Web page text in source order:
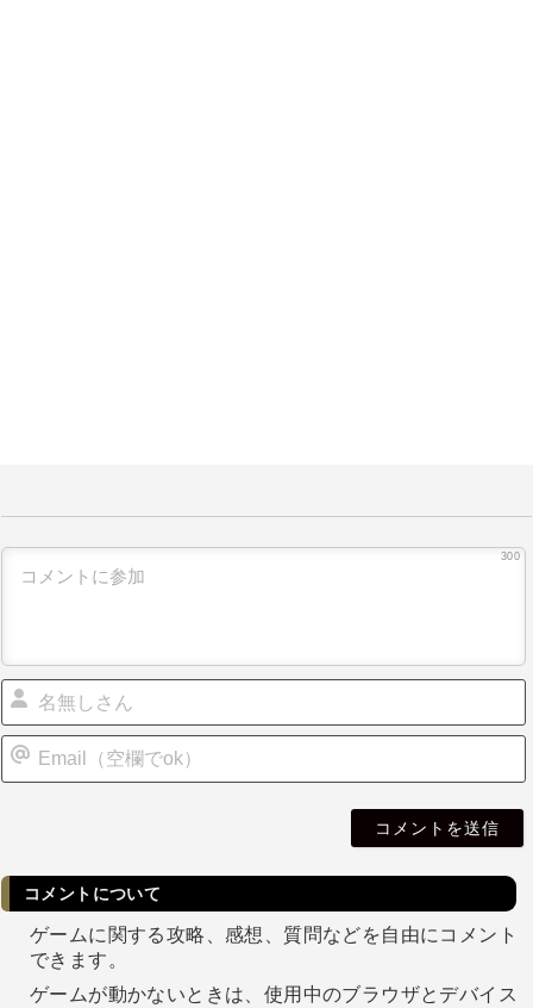
300
コメントについて
ゲームに関する攻略、感想、質問などを自由にコメント
できます。
ゲームが動かないときは、使用中のブラウザとデバイス